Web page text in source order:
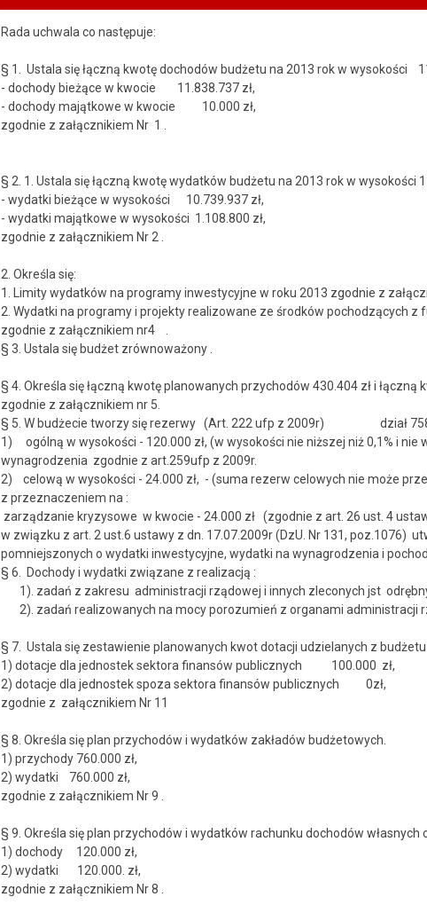
Rada uchwala co następuje:
§ 1. Ustala się łączną kwotę dochodów budżetu na 2013 rok w wysokości
- dochody bieżące w kwocie 11.838.737 zł,
- dochody majątkowe w kwocie 10.000 zł,
zgodnie z załącznikiem Nr 1 .
§ 2. 1. Ustala się łączną kwotę wydatków budżetu na 2013 rok w wysokości
- wydatki bieżące w wysokości 10.739.937 zł,
- wydatki majątkowe w wysokości 1.108.800 zł,
zgodnie z załącznikiem
2. Określa się:
1. Limity wydatków na programy inwestycyjne w roku 2013 zgodnie z
2. Wydatki na programy i projekty realizowane ze środków pochodzących
zgodnie z załącznikiem
§ 3. Ustala się budżet zrównoważony .
§ 4. Określa się łączną kwotę planowanych przychodów 430.404 zł i
zgodnie z załącznikiem nr 5.
§ 5. W budżecie tworzy się rezerwy (Art. 222 ufp z
1) ogólną w wysokości - 120.000 zł, (w wysokości nie niższej niż 0,1% i
wynagrodzenia zgodnie z art.259ufp z 2009r.
2) celową w wysokości - 24.000 zł, - (suma rezerw celowych nie może
z przeznaczeniem na :
zarządzanie kryzysowe w kwocie - 24.000 zł (zgodnie z art. 26 ust. 4
w związku z art. 2 ust.6 ustawy z dn. 17.07.2009r (DzU. Nr 131, poz.1076)
pomniejszonych o wydatki inwestycyjne, wydatki na wynagrodzenia i
§ 6. Dochody i wydatki związane z realizacją :
1). zadań z zakresu administracji rządowej i innych zleconych jst
2). zadań realizowanych na mocy porozumień z organami administracji
§ 7. Ustala się zestawienie planowanych kwot dotacji udzielanych z budżetu
1) dotacje dla jednostek sektora finansów publicznych 100.000 zł,
2) dotacje dla jednostek spoza sektora finansów publicznych 0zł,
zgodnie z załącznikiem Nr 11
§ 8. Określa się plan przychodów i wydatków zakładów budżetowych.
1) przychody 760.000 zł,
2) wydatki 760.000 zł,
zgodnie z załącznikiem Nr 9 .
§ 9. Określa się plan przychodów i wydatków rachunku dochodów
1) dochody 120.000 zł,
2) wydatki 120.000. zł,
zgodnie z załącznikiem Nr 8 .